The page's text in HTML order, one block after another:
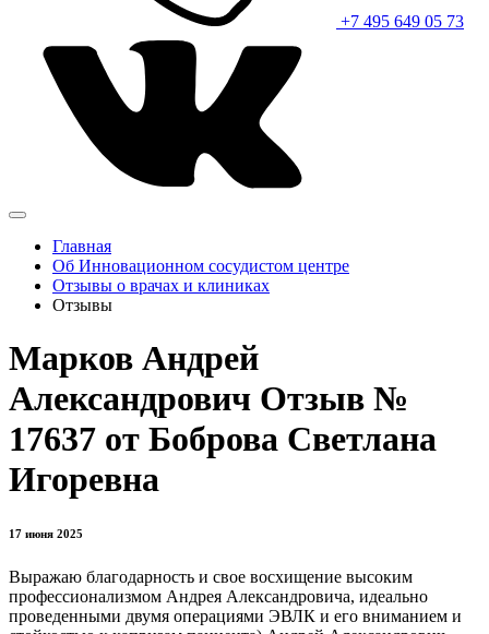
+7 495 649 05 73
Главная
Об Инновационном сосудистом центре
Отзывы о врачах и клиниках
Отзывы
Марков Андрей
Александрович Отзыв №
17637 от Боброва Светлана
Игоревна
17 июня 2025
Выражаю благодарность и свое восхищение высоким
профессионализмом Андрея Александровича, идеально
проведенными двумя операциями ЭВЛК и его вниманием и